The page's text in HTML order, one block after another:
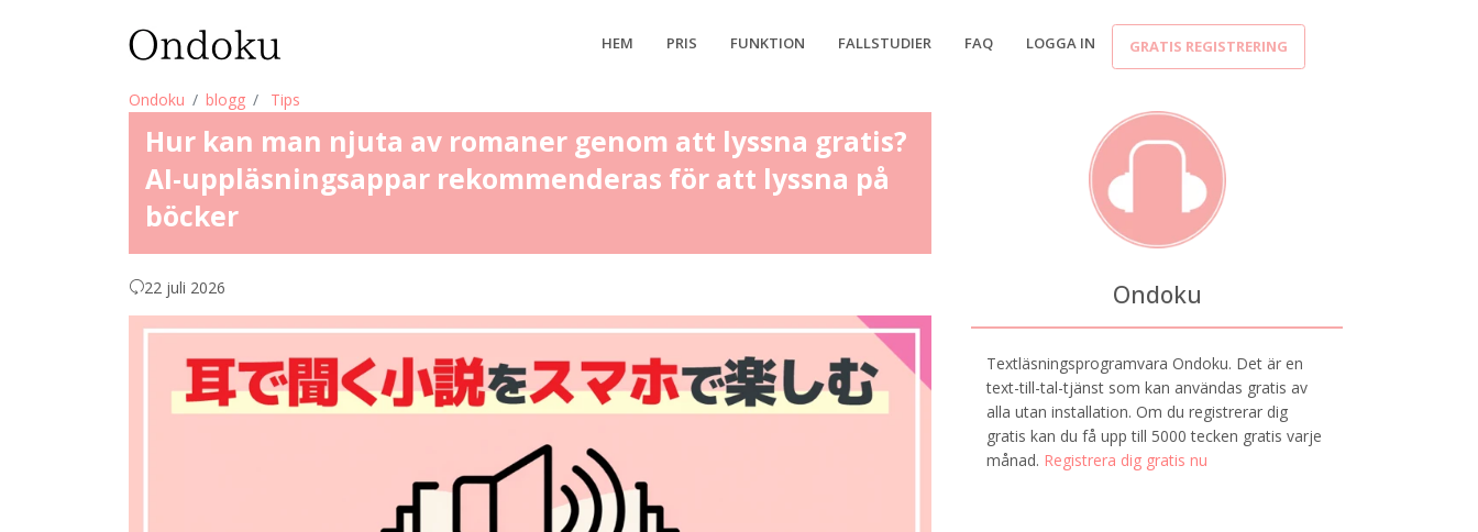
HEM PRIS FUNKTION FALLSTUDIER FAQ LOGGA IN GRATIS REGISTRERING
Ondoku blogg Tips
Hur kan man njuta av romaner genom att lyssna gratis?
AI-uppläsningsappar rekommenderas för att lyssna på
böcker
22 juli 2026 Ondoku
Textläsningsprogramvara Ondoku. Det är en
text-till-tal-tjänst som kan användas gratis av
alla utan installation. Om du registrerar dig
gratis kan du få upp till 5000 tecken gratis varje
månad. Registrera dig gratis nu